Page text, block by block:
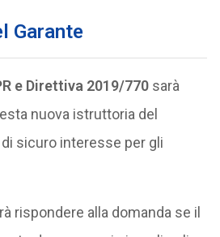
Garante
e Direttiva 2019/770sarà
nuova istruttoria del
sicuro interesse per gli
rispondere alla domanda se il